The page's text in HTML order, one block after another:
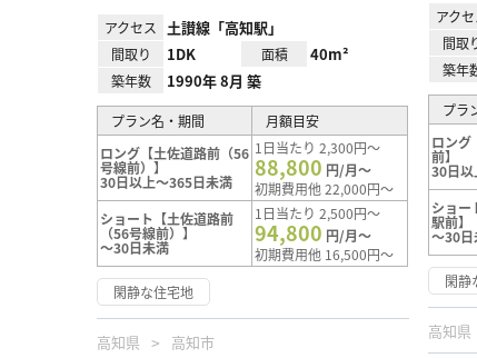
アクセス 土讃線「高知駅」
間取り 1DK 面積 40m²
築年数 1990年 8月 築
プラン名・期間
月額目安
ロング【土佐道路前（56
号線前）】
30日以上～365日未満
1日当たり 2,300円～
88,800 円/月～
初期費用他 22,000円～
ショート【土佐道路前
（56号線前）】
～30日未満
1日当たり 2,500円～
94,800 円/月～
初期費用他 16,500円～
閑静な住宅地
高知県 高知市
アクセ
間取
築年
プラ
ロング
前】
30日
ショー
駅前】
～30日
閑静
高知県